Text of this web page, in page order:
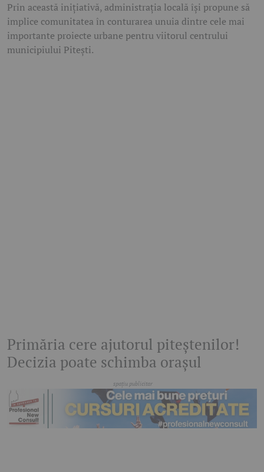
Prin această inițiativă, administrația locală își propune să
implice comunitatea în conturarea unuia dintre cele mai
importante proiecte urbane pentru viitorul centrului
municipiului Pitești.
Primăria cere ajutorul piteștenilor!
Decizia poate schimba orașul